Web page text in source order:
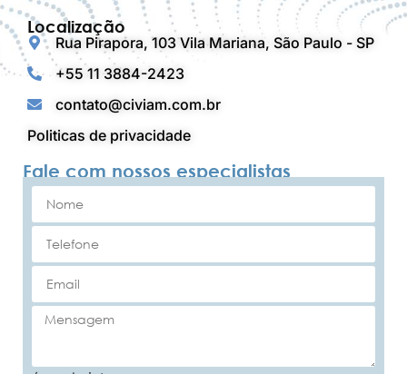
Localização
Rua Pirapora, 103 Vila Mariana, São Paulo - SP
+55 11 3884-2423
contato@civiam.com.br
Politicas de privacidade
Fale com nossos especialistas